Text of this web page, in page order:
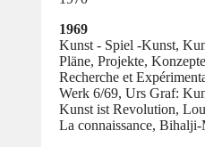
1969
Kunst - Spiel -Kunst,
Pläne, Projekte,
Recherche et
Werk 6/69, Urs Graf:
Kunst ist Revolution,
La connaissance,